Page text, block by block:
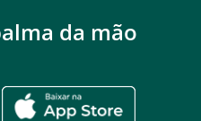
da mão